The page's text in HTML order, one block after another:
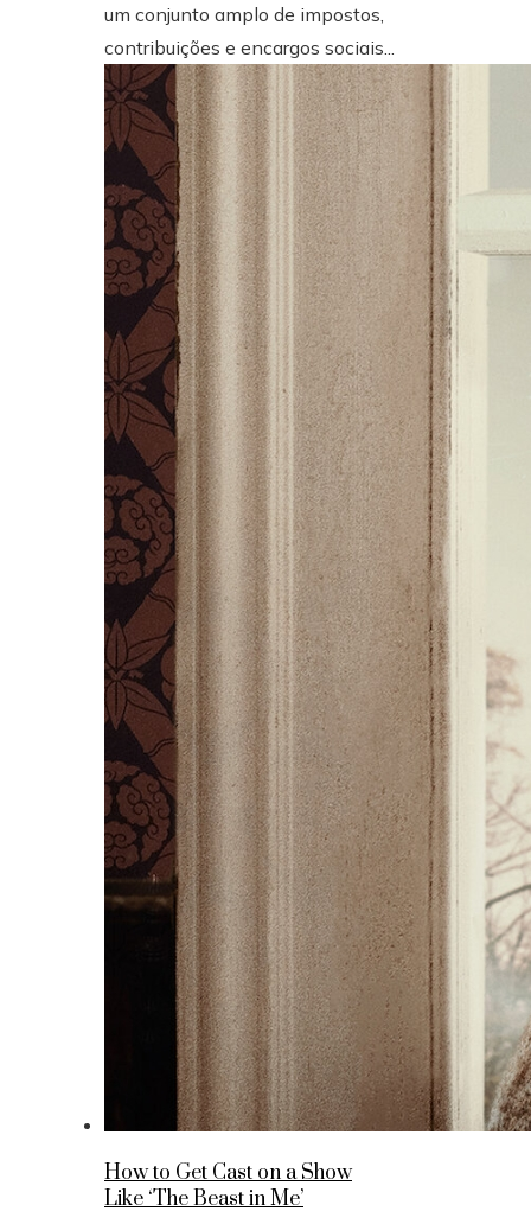
um conjunto amplo de impostos,
contribuições e encargos sociais...
How to Get Cast on a Show
Like ‘The Beast in Me’